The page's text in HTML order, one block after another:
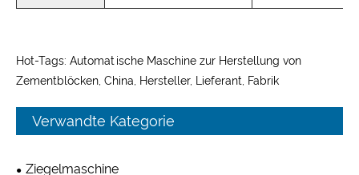
Hot-Tags: Automatische Maschine zur Herstellung von
Zementblöcken, China, Hersteller, Lieferant, Fabrik
Verwandte Kategorie
Ziegelmaschine